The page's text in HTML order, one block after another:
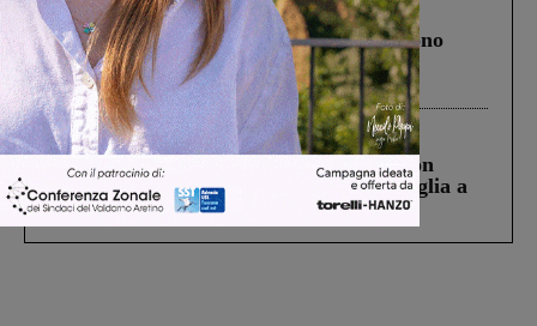
Cronaca 4 Agosto 2026
Un anno fa la strage in A1 in cui morirono
Gianni, Giulia e Franco. Lo schianto, il
processo, lo stop ai sorpassi fra tir....
Cronaca 3 Agosto 2026
Scomparso da una struttura di Castiglion
Fiorentino l’uomo che aveva ucciso la figlia a
Levane nel 2020